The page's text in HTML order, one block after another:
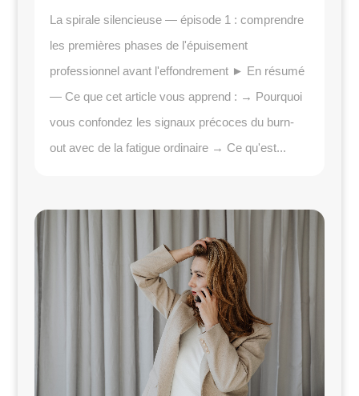
La spirale silencieuse — épisode 1 : comprendre
les premières phases de l'épuisement
professionnel avant l'effondrement ► En résumé
— Ce que cet article vous apprend : → Pourquoi
vous confondez les signaux précoces du burn-
out avec de la fatigue ordinaire → Ce qu'est...